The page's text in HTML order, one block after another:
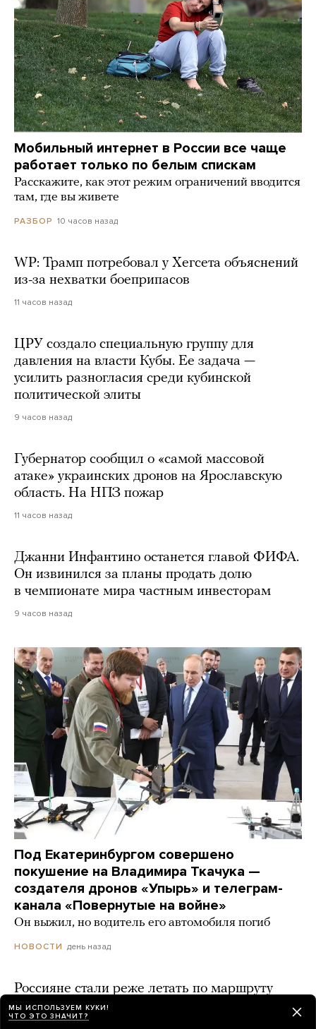
Мобильный интернет в России все чаще
работает только по белым спискам
Расскажите, как этот режим ограничений вводится
там, где вы живете
РАЗБОР 10 часов назад
WP: Трамп потребовал у Хегсета объяснений
из-за нехватки боеприпасов
11 часов назад
ЦРУ создало специальную группу для
давления на власти Кубы. Ее задача —
усилить разногласия среди кубинской
политической элиты
9 часов назад
Губернатор сообщил о «самой массовой
атаке» украинских дронов на Ярославскую
область. На НПЗ пожар
11 часов назад
Джанни Инфантино останется главой ФИФА.
Он извинился за планы продать долю
в чемпионате мира частным инвесторам
9 часов назад
Под Екатеринбургом совершено
покушение на Владимира Ткачука —
создателя дронов «Упырь» и телеграм-
канала «Повернутые на войне»
Он выжил, но водитель его автомобиля погиб
НОВОСТИ день назад
Россияне стали реже летать по маршруту
Москва — Петербург. Среди причин —
частые закрытия аэропортов из-за
МЫ ИСПОЛЬЗУЕМ КУКИ!
ЧТО ЭТО ЗНАЧИТ?